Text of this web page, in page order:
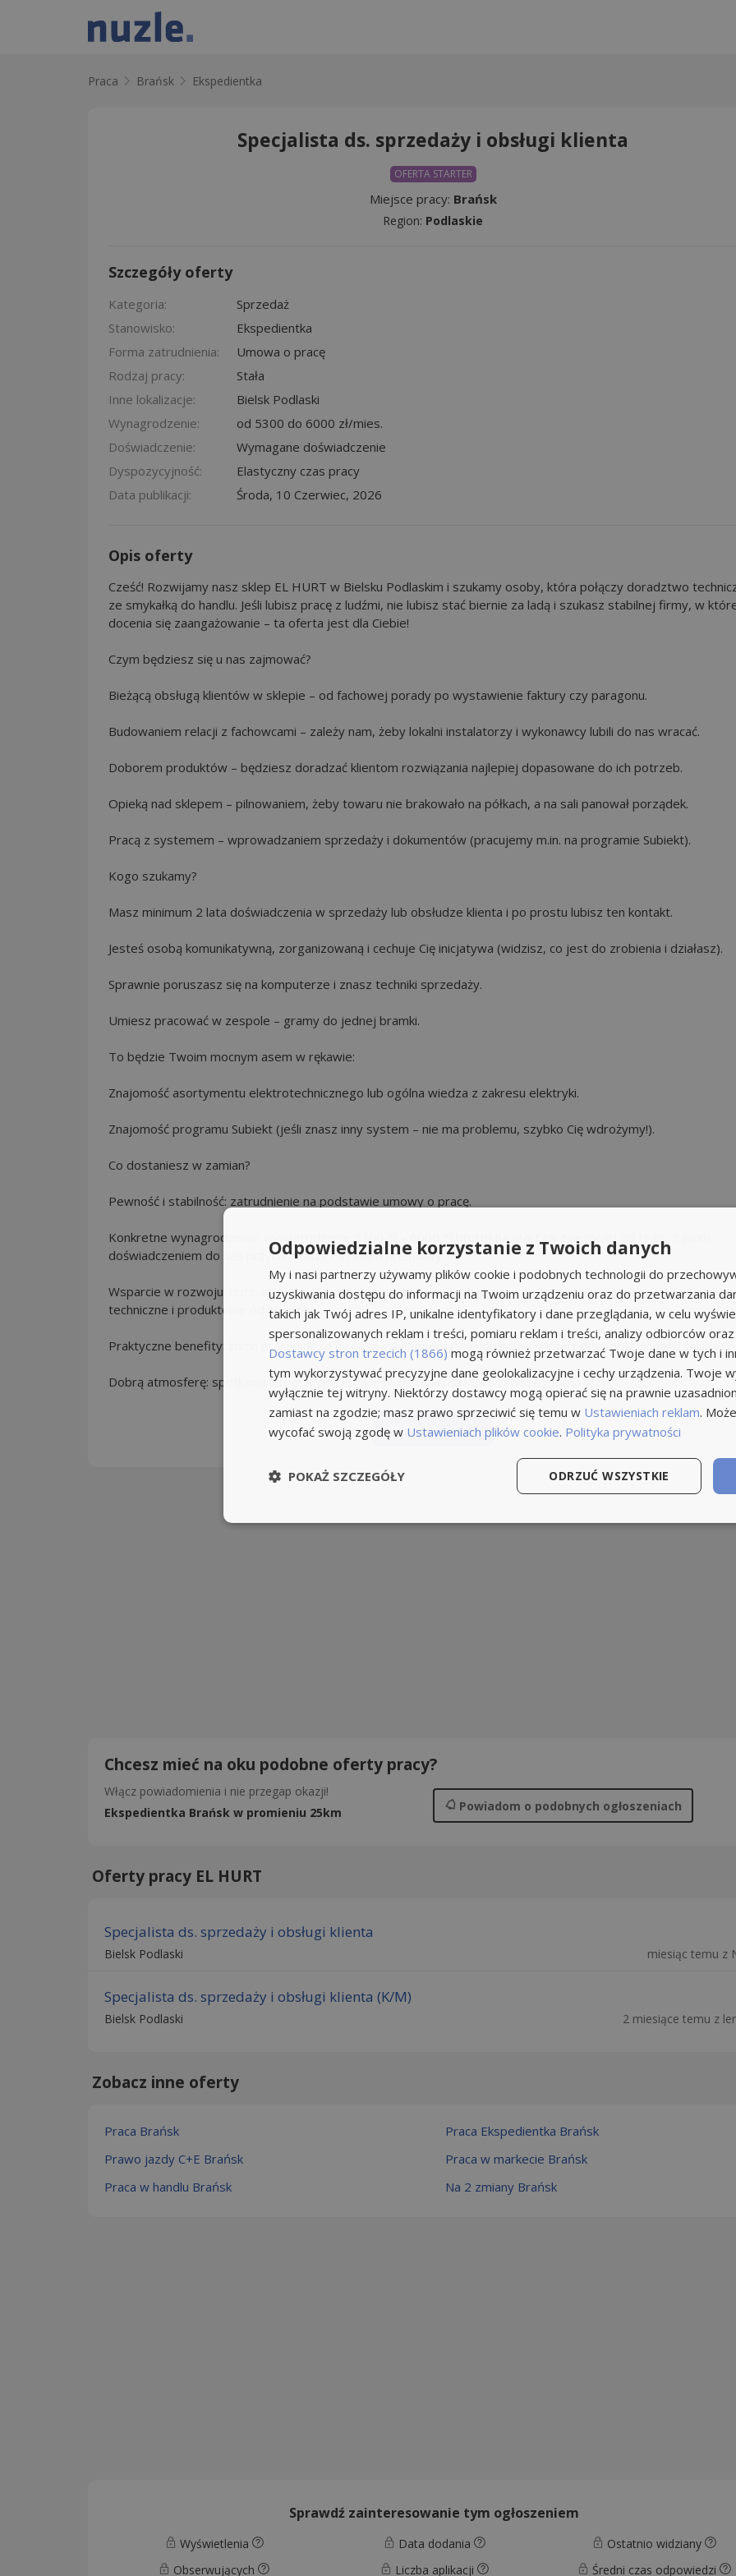
Praca Brańsk Ekspedientka
Specjalista ds. sprzedaży i obsługi klienta
OFERTA STARTER
Miejsce pracy: Brańsk
Region: Podlaskie
Szczegóły oferty
Kategoria:
Sprzedaż
Stanowisko:
Ekspedientka
Forma zatrudnienia:
Umowa o pracę
Rodzaj pracy:
Stała
Inne lokalizacje:
Bielsk Podlaski
Wynagrodzenie:
od 5300 do 6000 zł/mies.
Doświadczenie:
Wymagane doświadczenie
Dyspozycyjność:
Elastyczny czas pracy
Data publikacji:
Środa, 10 Czerwiec, 2026
Opis oferty
Cześć! Rozwijamy nasz sklep EL HURT w Bielsku Podlaskim i szukamy osoby, która połączy doradztwo
ze smykałką do handlu. Jeśli lubisz pracę z ludźmi, nie lubisz stać biernie za ladą i szukasz stabilnej firmy, w
docenia się zaangażowanie – ta oferta jest dla Ciebie!
Czym będziesz się u nas zajmować?
Bieżącą obsługą klientów w sklepie – od fachowej porady po wystawienie faktury czy paragonu.
Budowaniem relacji z fachowcami – zależy nam, żeby lokalni instalatorzy i wykonawcy lubili do nas wracać.
Doborem produktów – będziesz doradzać klientom rozwiązania najlepiej dopasowane do ich potrzeb.
Opieką nad sklepem – pilnowaniem, żeby towaru nie brakowało na półkach, a na sali panował porządek.
Pracą z systemem – wprowadzaniem sprzedaży i dokumentów (pracujemy m.in. na programie Subiekt).
Kogo szukamy?
Masz minimum 2 lata doświadczenia w sprzedaży lub obsłudze klienta i po prostu lubisz ten kontakt.
Jesteś osobą komunikatywną, zorganizowaną i cechuje Cię inicjatywa (widzisz, co jest do zrobienia i działasz).
Sprawnie poruszasz się na komputerze i znasz techniki sprzedaży.
Umiesz pracować w zespole – gramy do jednej bramki.
To będzie Twoim mocnym asem w rękawie:
Znajomość asortymentu elektrotechnicznego lub ogólna wiedza z zakresu elektryki.
Znajomość programu Subiekt (jeśli znasz inny system – nie ma problemu, szybko Cię wdrożymy!).
Co dostaniesz w zamian?
Pewność i stabilność: zatrudnienie na podstawie umowy o pracę.
Konkretne wynagrodzenie: wynagrodzenie 5300 zł – 6000 zł brutto na start (w zależności od tego, z jakim
doświadczeniem do nas przychodzisz) + system premiowy.
Wsparcie w rozwoju: dofinansujemy Twoje szkolenia i kursy branżowe, a na co dzień dostaniesz pełne
techniczne i produktowe od zespołu.
Praktyczne benefity: zniżki pracownicze na nasz asortyment (stacjonarnie i w internecie) oraz dodatki
Dobrą atmosferę: spotkania integracyjne i pracę w zespole, na który zawsze można liczyć.
Aplikuj teraz
Chcesz mieć na oku podobne oferty pracy?
Włącz powiadomienia i nie przegap okazji!
Ekspedientka Brańsk w promieniu 25km
Powiadom o podobnych ogłoszeniach
Oferty pracy EL HURT
Specjalista ds. sprzedaży i obsługi klienta
Bielsk Podlaski miesiąc temu z
Specjalista ds. sprzedaży i obsługi klienta (K/M)
Bielsk Podlaski 2 miesiące temu z
Zobacz inne oferty
Praca Brańsk
Praca Ekspedientka Brańsk
Prawo jazdy C+E Brańsk
Praca w markecie Brańsk
Praca w handlu Brańsk
Na 2 zmiany Brańsk
Sprawdź zainteresowanie tym ogłoszeniem
Wyświetlenia Data dodania
Ostatnio widziany
Obserwujących
Liczba aplikacji Średni czas odpowiedzi
Odpowiedzialne korzystanie z Twoich danych
My i nasi partnerzy używamy plików cookie i podobnych technologii do
uzyskiwania dostępu do informacji na Twoim urządzeniu oraz do przetwarzania
takich jak Twój adres IP, unikalne identyfikatory i dane przeglądania, w celu
spersonalizowanych reklam i treści, pomiaru reklam i treści, analizy odbiorców oraz
Dostawcy stron trzecich (1866) mogą również przetwarzać Twoje dane w tych i
tym wykorzystywać precyzyjne dane geolokalizacyjne i cechy urządzenia. Twoje
wyłącznie tej witryny. Niektórzy dostawcy mogą opierać się na prawnie
zamiast na zgodzie; masz prawo sprzeciwić się temu w Ustawieniach reklam.
wycofać swoją zgodę w Ustawieniach plików cookie. Polityka prywatności
ODRZUĆ WSZYSTKIE
POKAŻ SZCZEGÓŁY